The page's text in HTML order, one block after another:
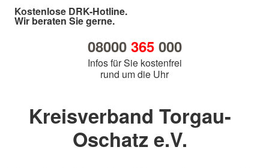
Kostenlose DRK-Hotline.
Wir beraten Sie gerne.
08000 365000
Infos für Sie kostenfrei
rund um die Uhr
Kreisverband Torgau-
Oschatz e.V.